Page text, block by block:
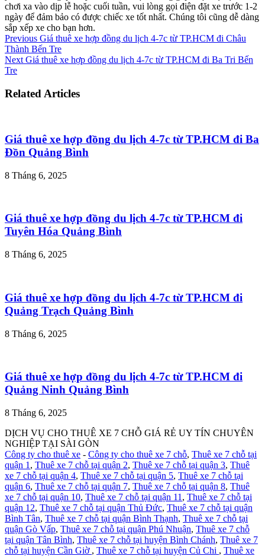
chơi xa vào dịp lễ hoặc cuối tuần, vui lòng gọi điện đặt xe trước 1-2
ngày để đảm bảo có được chiếc xe tốt nhất. Chúng tôi cũng dễ dàng
sắp xếp xe cho bạn hơn.
Previous Giá thuê xe hợp đồng du lịch 4-7c từ TP.HCM đi Châu
Thành Bến Tre
Next Giá thuê xe hợp đồng du lịch 4-7c từ TP.HCM đi Ba Tri Bến
Tre
Related Articles
Giá thuê xe hợp đồng du lịch 4-7c từ TP.HCM đi Ba
Đồn Quảng Bình
8 Tháng 6, 2025
Giá thuê xe hợp đồng du lịch 4-7c từ TP.HCM đi
Tuyên Hóa Quảng Bình
8 Tháng 6, 2025
Giá thuê xe hợp đồng du lịch 4-7c từ TP.HCM đi
Quảng Trạch Quảng Bình
8 Tháng 6, 2025
Giá thuê xe hợp đồng du lịch 4-7c từ TP.HCM đi
Quảng Ninh Quảng Bình
8 Tháng 6, 2025
DỊCH VỤ CHO THUÊ XE 7 CHỖ GIÁ RẺ UY TÍN CHUYÊN
NGHIỆP TẠI SÀI GÒN
Công ty cho thuê xe - Công ty cho thuê xe 7 chỗ, Thuê xe 7 chỗ tại
quận 1 , Thuê xe 7 chỗ tại quận 2, Thuê xe 7 chỗ tại quận 3, Thuê
xe 7 chỗ tại quận 4, Thuê xe 7 chỗ tại quận 5, Thuê xe 7 chỗ tại
quận 6, Thuê xe 7 chỗ tại quận 7, Thuê xe 7 chỗ tại quận 8, Thuê
xe 7 chỗ tại quận 10, Thuê xe 7 chỗ tại quận 11 , Thuê xe 7 chỗ tại
quận 12, Thuê xe 7 chỗ tại quận Thủ Đức, Thuê xe 7 chỗ tại quận
Bình Tân, Thuê xe 7 chỗ tại quận Bình Thạnh, Thuê xe 7 chỗ tại
quận Gò Vấp, Thuê xe 7 chỗ tại quận Phú Nhuận, Thuê xe 7 chỗ
tại quận Tân Bình, Thuê xe 7 chỗ tại huyện Bình Chánh, Thuê xe 7
chỗ tại huyện Cần Giờ , Thuê xe 7 chỗ tại huyện Củ Chi , Thuê xe